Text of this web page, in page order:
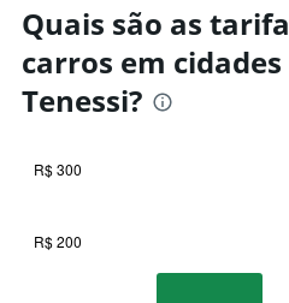
Quais são as
carros em
Tenessi?
with
R$ 200
R$ 300